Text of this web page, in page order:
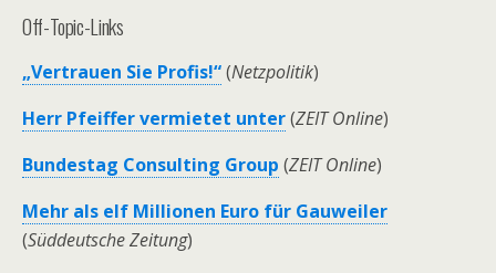
Off-Topic-Links
„Vertrauen Sie Profis!“(Netzpolitik)
Herr Pfeiffer vermietet unter(ZEIT Online)
Bundestag Consulting Group (ZEIT Online)
Mehr als elf Millionen Euro für Gauweiler
(Süddeutsche Zeitung)